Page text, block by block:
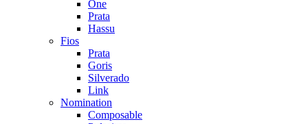
One
Prata
Hassu
Fios
Prata
Goris
Silverado
Link
Nomination
Composable